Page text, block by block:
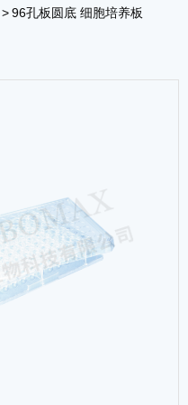
>96孔板圆底 细胞培养板